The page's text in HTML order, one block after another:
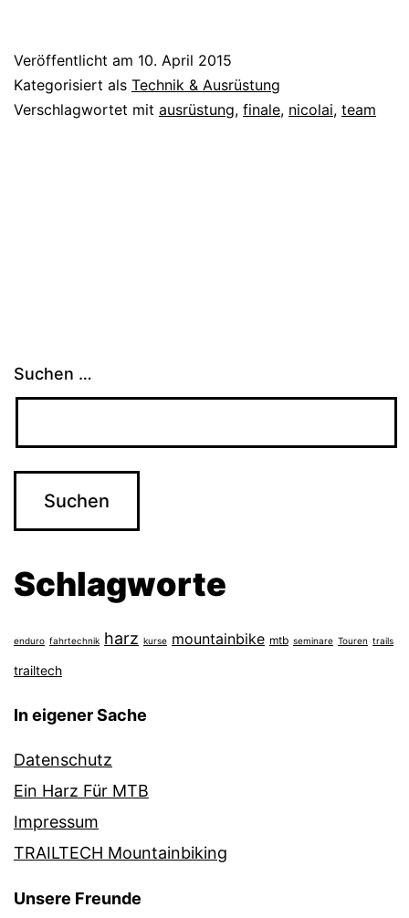
Veröffentlicht am 10. April 2015
Kategorisiert als Technik & Ausrüstung
Verschlagwortet mit ausrüstung, finale, nicolai, team
Suchen …
Schlagworte
enduro fahrtechnik harz kurse mountainbike mtb seminare Touren trails
trailtech
In eigener Sache
Datenschutz
Ein Harz Für MTB
Impressum
TRAILTECH Mountainbiking
Unsere Freunde